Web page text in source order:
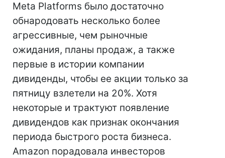
Meta Platforms было достаточно
обнародовать несколько более
агрессивные, чем рыночные
ожидания, планы продаж, а также
первые в истории компании
дивиденды, чтобы ее акции только за
пятницу взлетели на 20%. Хотя
некоторые и трактуют появление
дивидендов как признак окончания
периода быстрого роста бизнеса.
Amazon порадовала инвесторов